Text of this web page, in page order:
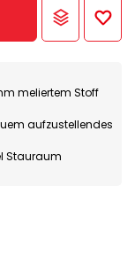
meliertem Stoff
aufzustellendes
Stauraum